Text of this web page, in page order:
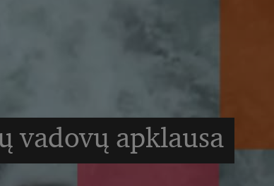
vadovų apklausa